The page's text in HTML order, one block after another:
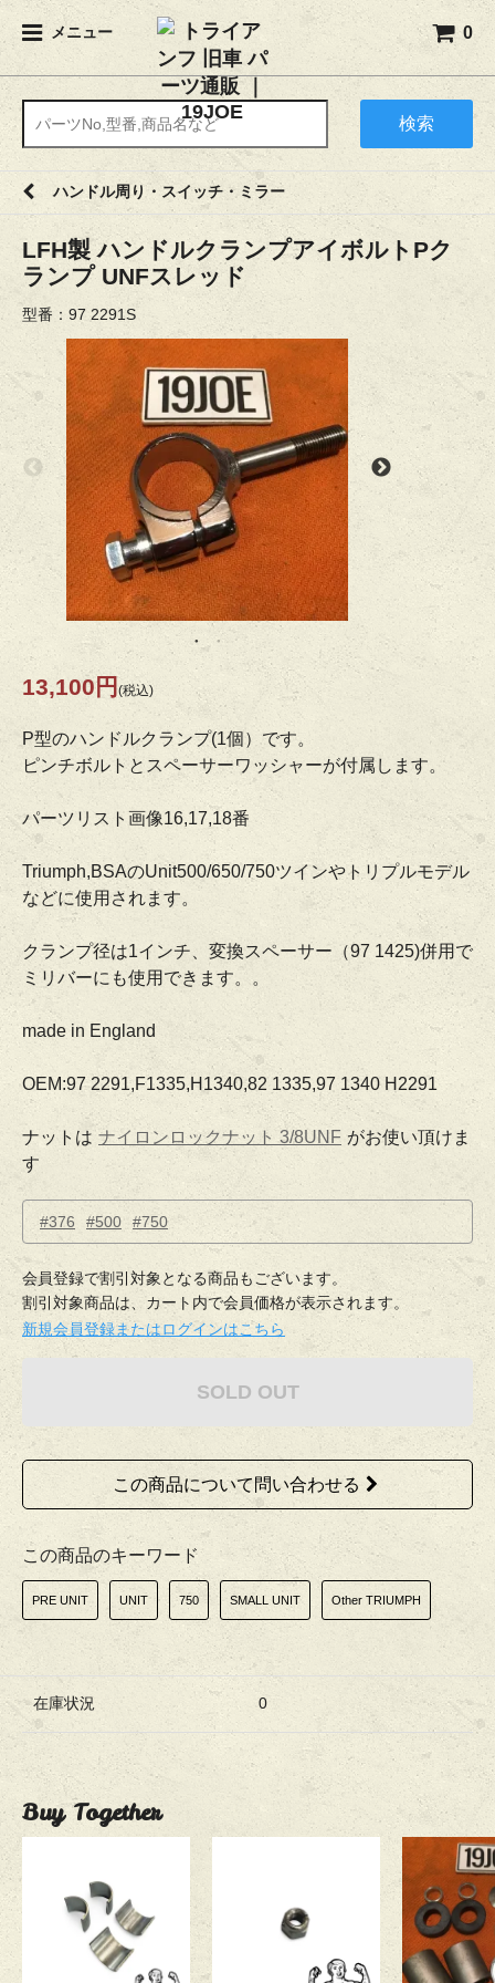
メニュー 0
検索
ハンドル周り・スイッチ・ミラー
LFH製 ハンドルクランプアイボルトPク
ランプ UNFスレッド
型番：97 2291S
13,100円 (税込)
P型のハンドルクランプ(1個）です。
ピンチボルトとスペーサーワッシャーが付属します。
パーツリスト画像16,17,18番
Triumph,BSAのUnit500/650/750ツインやトリプルモデル
などに使用されます。
クランプ径は1インチ、変換スペーサー（97 1425)併用で
ミリバーにも使用できます。。
made in England
OEM:97 2291,F1335,H1340,82 1335,97 1340 H2291
ナットは ナイロンロックナット 3/8UNF がお使い頂けま
す
#376 #500 #750
会員登録で割引対象となる商品もございます。
割引対象商品は、カート内で会員価格が表示されます。
新規会員登録またはログインはこちら
SOLD OUT
この商品について問い合わせる
この商品のキーワード
PRE UNIT UNIT 750 SMALL UNIT Other TRIUMPH
在庫状況 0
Buy Together